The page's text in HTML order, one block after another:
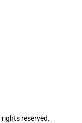
reserved.